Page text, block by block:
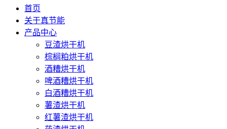
首页
关于真节能
产品中心
豆渣烘干机
棕榈粕烘干机
酒糟烘干机
啤酒糟烘干机
白酒糟烘干机
薯渣烘干机
红薯渣烘干机